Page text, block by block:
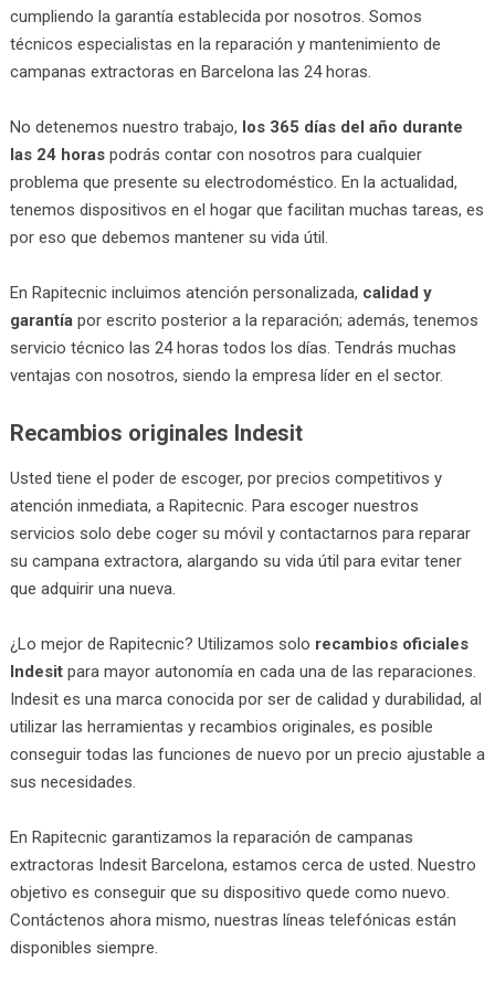
cumpliendo la garantía establecida por nosotros. Somos
técnicos especialistas en la reparación y mantenimiento de
campanas extractoras en Barcelona las 24 horas.
No detenemos nuestro trabajo, los 365 días del año durante
las 24 horaspodrás contar con nosotros para cualquier
problema que presente su electrodoméstico. En la actualidad,
tenemos dispositivos en el hogar que facilitan muchas tareas, es
por eso que debemos mantener su vida útil.
En Rapitecnic incluimos atención personalizada, calidad y
garantíapor escrito posterior a la reparación; además, tenemos
servicio técnico las 24 horas todos los días. Tendrás muchas
ventajas con nosotros, siendo la empresa líder en el sector.
Recambios originales Indesit
Usted tiene el poder de escoger, por precios competitivos y
atención inmediata, a Rapitecnic. Para escoger nuestros
servicios solo debe coger su móvil y contactarnos para reparar
su campana extractora, alargando su vida útil para evitar tener
que adquirir una nueva.
¿Lo mejor de Rapitecnic? Utilizamos solo recambios oficiales
Indesitpara mayor autonomía en cada una de las reparaciones.
Indesit es una marca conocida por ser de calidad y durabilidad, al
utilizar las herramientas y recambios originales, es posible
conseguir todas las funciones de nuevo por un precio ajustable a
sus necesidades.
En Rapitecnic garantizamos la reparación de campanas
extractoras Indesit Barcelona, estamos cerca de usted. Nuestro
objetivo es conseguir que su dispositivo quede como nuevo.
Contáctenos ahora mismo, nuestras líneas telefónicas están
disponibles siempre.